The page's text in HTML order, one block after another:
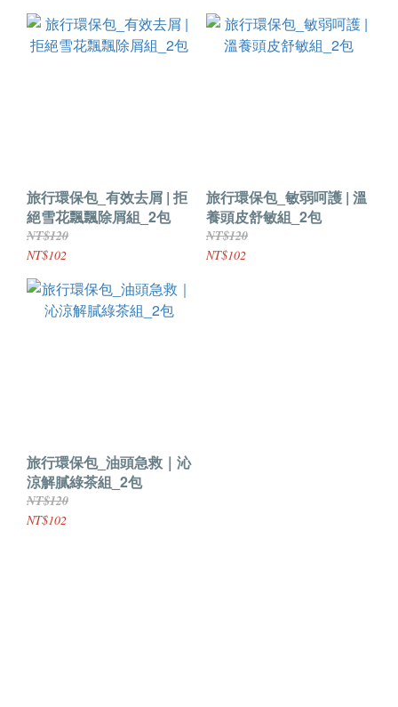
旅行環保包_有效去屑 | 拒
絕雪花飄飄除屑組_2包
NT$120
NT$102
旅行環保包_敏弱呵護 | 溫
養頭皮舒敏組_2包
NT$120
NT$102
旅行環保包_油頭急救｜沁
涼解膩綠茶組_2包
NT$120
NT$102